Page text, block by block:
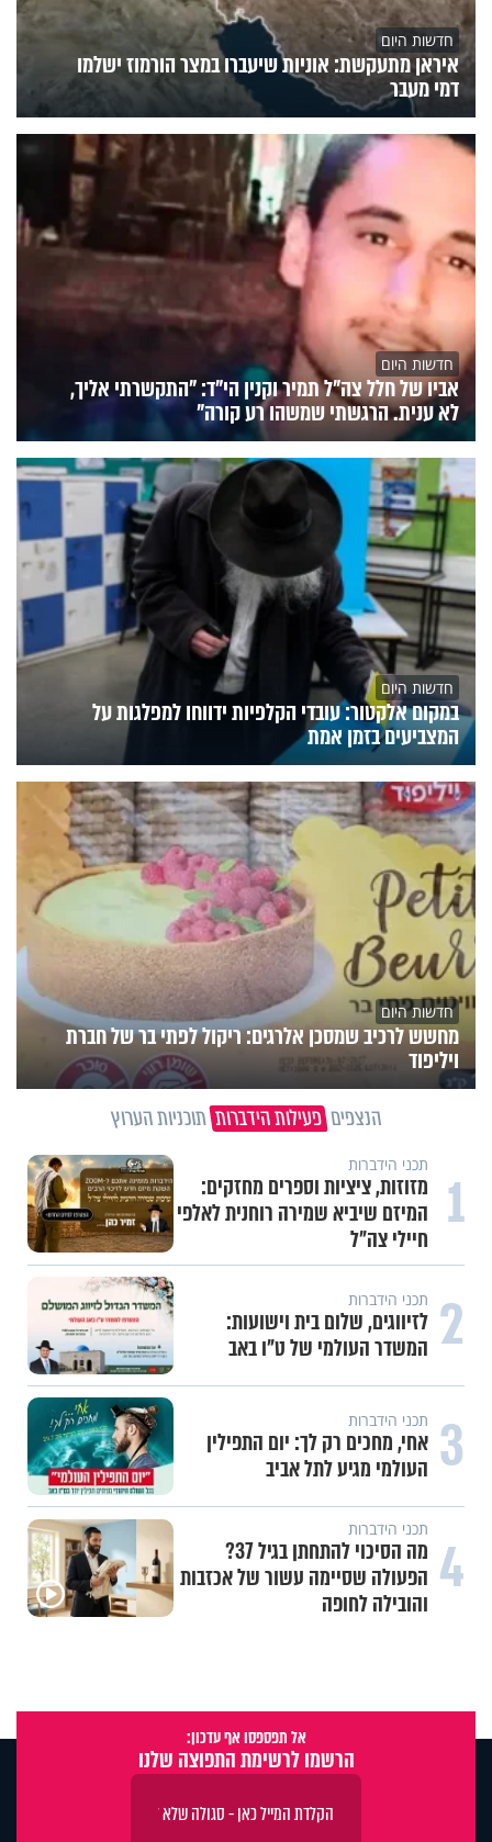
חדשות היום
איראן מתעקשת: אוניות שיעברו במצר הורמוז ישלמו
דמי מעבר
חדשות היום
אביו של חלל צה"ל תמיר וקנין הי"ד: "התקשרתי אליך,
לא ענית. הרגשתי שמשהו רע קורה"
חדשות היום
במקום אלקטור: עובדי הקלפיות ידווחו למפלגות על
המצביעים בזמן אמת
חדשות היום
מחשש לרכיב שמסכן אלרגים: ריקול לפתי בר של חברת
ויליפוד
הנצפים פעילות הידברות תוכניות הערוץ
1 תכני הידברות
מזוזות, ציציות וספרים מחזקים:
המיזם שיביא שמירה רוחנית לאלפי
חיילי צה"ל
2 תכני הידברות
לזיווגים, שלום בית וישועות:
המשדר העולמי של ט"ו באב
3 תכני הידברות
אחי, מחכים רק לך: יום התפילין
העולמי מגיע לתל אביב
4 תכני הידברות
מה הסיכוי להתחתן בגיל 37?
הפעולה שסיימה עשור של אכזבות
והובילה לחופה
אל תפספסו אף עדכון:
הרשמו לרשימת התפוצה שלנו